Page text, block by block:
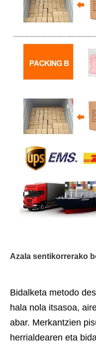
Azala sentikorrerako
Bidalketa metodo
hala nola itsasoa,
abar. Merkantzien
herrialdearen eta